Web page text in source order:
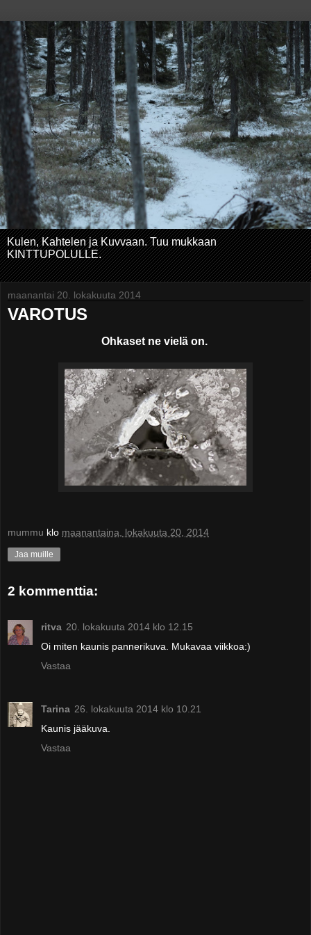
Kulen, Kahtelen ja Kuvvaan. Tuu mukkaan
KINTTUPOLULLE.
maanantai 20. lokakuuta 2014
VAROTUS
Ohkaset ne vielä on.
mummu klo maanantaina, lokakuuta 20, 2014
Jaa muille
2 kommenttia:
ritva 20. lokakuuta 2014 klo 12.15
Oi miten kaunis pannerikuva. Mukavaa viikkoa:)
Vastaa
Tarina 26. lokakuuta 2014 klo 10.21
Kaunis jääkuva.
Vastaa